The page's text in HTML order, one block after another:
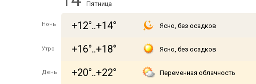
Пятница
Ночь +12°..+14° Ясно, без осадков
Утро +16°..+18° Ясно, без осадков
День +20°..+22° Переменная облачность